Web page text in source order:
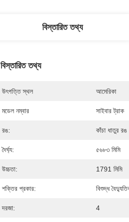
বিস্তারিত তথ্য
বিস্তারিত তথ্য
উৎপত্তি স্থল আমেরিকা
মডেল নম্বার সাইবার ট্রাক
রঙ: কাঁচা ধাতুর রঙ
দৈর্ঘ্য: ৫৬৮৩ মিমি
উচ্চতা: 1791 মিমি
শক্তির প্রকার: বিশুদ্ধ
দরজা: 4